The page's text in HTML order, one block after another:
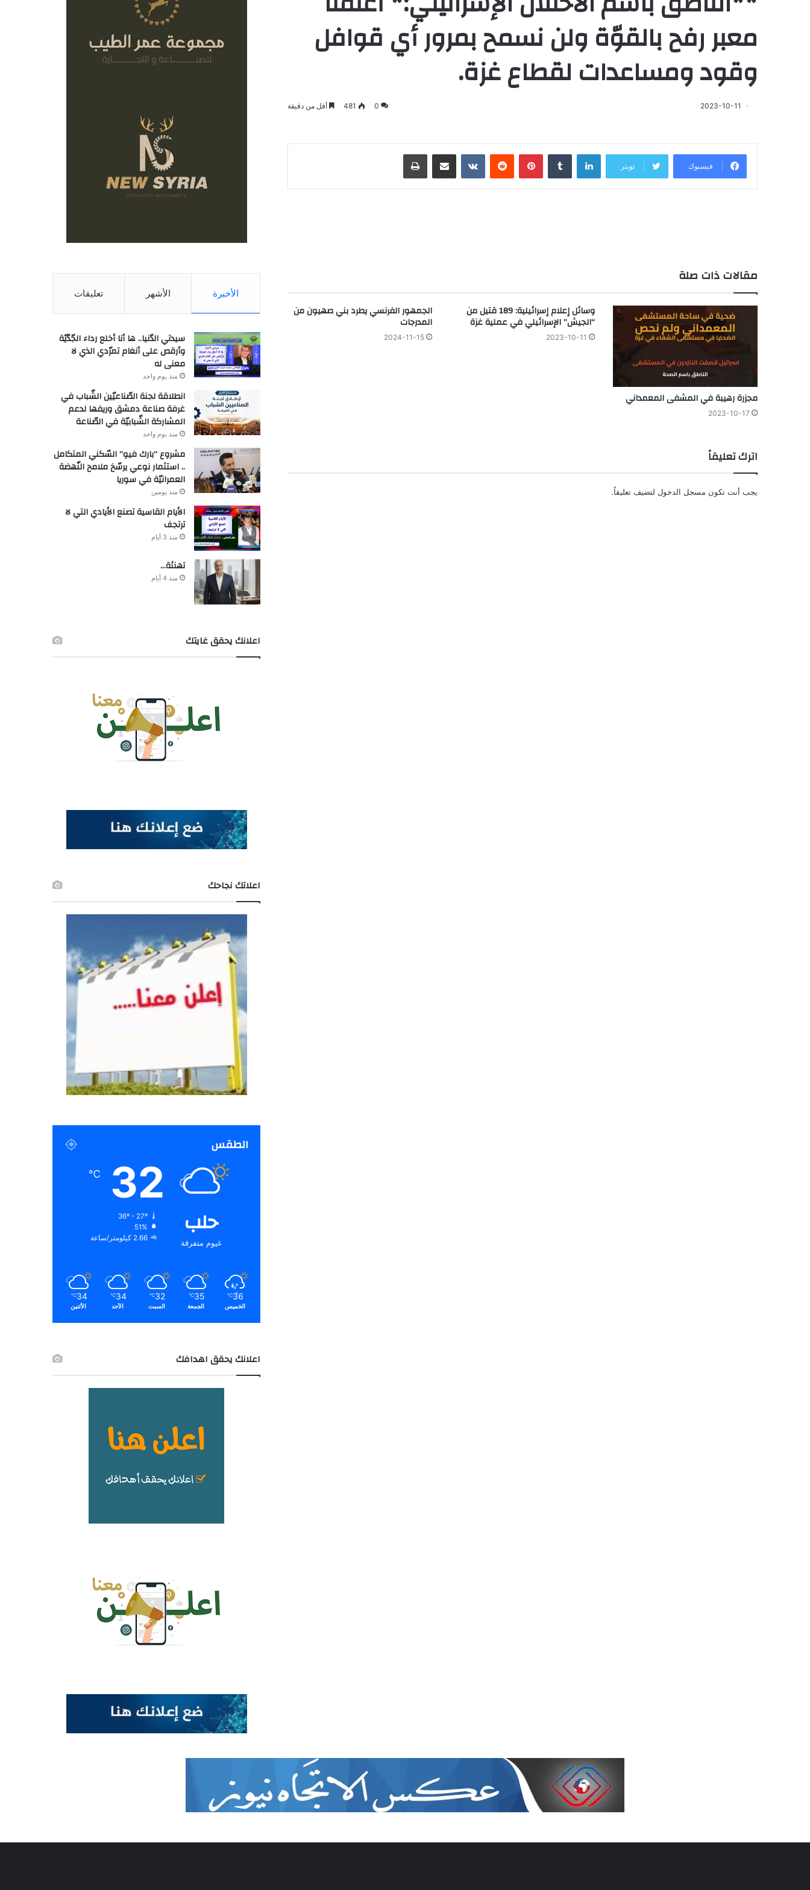
معبر رفح بالقوّة ولن نسمح بمرور أي قوافل
وقود ومساعدات لقطاع غزة.
2023-10-11
0
481 أقل من دقيقة
فيسبوك تويتر
لينكدإن بينتيريست
مقالات ذات صلة
مجزرة رهيبة في المشفى المعمداني
2023-10-17
وسائل إعلام إسرائيلية: 189 قتيل من
“الجيش” الإسرائيلي في عملية غزة
2023-10-11
الجمهور الفرنسي يطرد بني صهيون من
المدرجات
2024-11-15
اترك تعليقاً
يجب أنت تكون مسجل الدخول لتضيف تعليقاً.
الأخيرة الأشهر تعليقات
سيدتي الدّنيا.. ها أنا أخلع رداء الجّدّيّة
وأرقص على أنغام تمرّدي الذي لا
معنى له
منذ يوم واحد
انطلاقة لجنة الصّناعيّين الشّباب في
غرفة صناعة دمشق وريفها لدعم
المشاركة الشّبابيّة في الصّناعة
منذ يوم واحد
مشروع “بارك فيو” السّكني المتكامل
.. استثمار نوعي يرسّخ ملامح النّهضة
العمرانيّة في سوريا
منذ يومين
الأيام القاسية تصنع الأيادي التي لا
ترتجف
منذ 3 أيام
تهنئة…
منذ 4 أيام
اعلانك يحقق غايتك
اعلاتك نجاحك
الطقس
حلب
غيوم متفرقة
32
℃
36º - 27º
51%
2.66 كيلومتر/ساعة
36
℃
الخميس
35
℃
الجمعة
32
℃
السبت
34
℃
الأحد
34
℃
الأثنين
اعلانك يحقق اهدافك